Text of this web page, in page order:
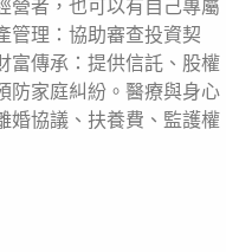
營者，也可以有自己專屬
管理：協助審查投資契
富傳承：提供信託、股權
防家庭糾紛。醫療與身心
婚協議、扶養費、監護權